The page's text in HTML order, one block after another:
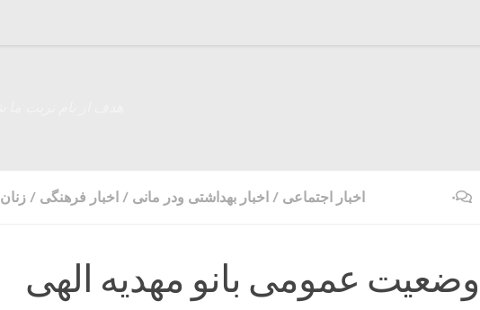
اخبار اجتماعی / اخبار بهداشتی ودر مانی / اخبار فرهنگی / زنان ۰
وضعیت عمومی بانو مهدیه الهی